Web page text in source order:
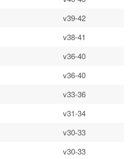
v39-42
v38-41
v36-40
v36-40
v33-36
v31-34
v30-33
v30-33